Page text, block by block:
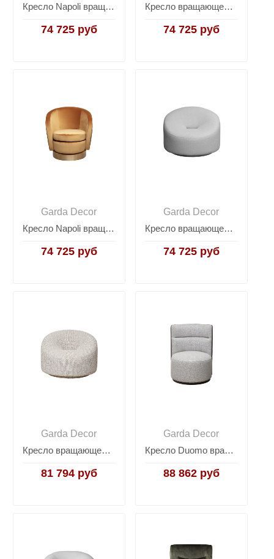
Кресло Napoli вращающееся светло-серая рогожка Napoli-3K-Santo1400-SVSER
74 725 руб
Кресло вращающееся Luna букле серое LUNA-2K-СЕР Flona SER
74 725 руб
Garda Decor
Кресло Napoli вращающееся вельветовое с принтом оранжевое Napoli-Velv-ORANG+ Lattice ORANG
74 725 руб
Garda Decor
Кресло вращающееся Luna букле белое LUNA-2K-БЕЛ Flona SVBEG
74 725 руб
Garda Decor
Кресло вращающееся Luna шенилл серое LUNA- SEPPIA SER
81 794 руб
Garda Decor
Кресло Duomo вращающееся рогожка DUOMO-K-Santo1400+Enzo965
88 862 руб